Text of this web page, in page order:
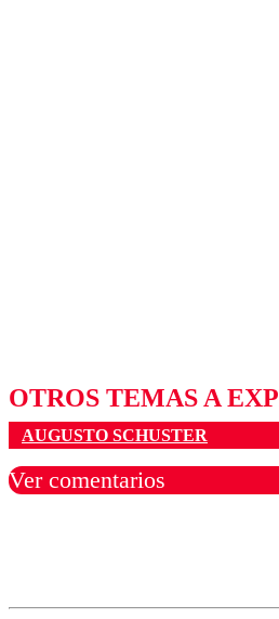
OTROS TEMAS A
AUGUSTO SCHUSTER
Ver comentarios